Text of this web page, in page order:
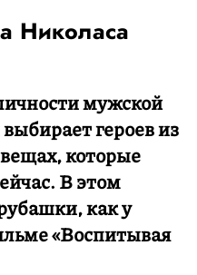
Николаса
мужской
героев из
которые
В этом
как у
«Воспитывая